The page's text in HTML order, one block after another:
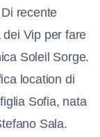
recente
Vip per fare
Soleil Sorge.
location di
Sofia, nata
Sala.